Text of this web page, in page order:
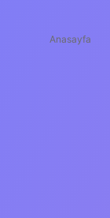
Anasayfa